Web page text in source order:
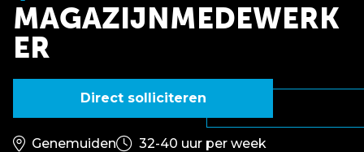
MAGAZIJNMEDEWERK
ER
Direct solliciteren
Genemuiden
32-40 uur per week